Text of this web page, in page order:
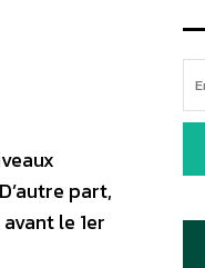
part,
le 1er